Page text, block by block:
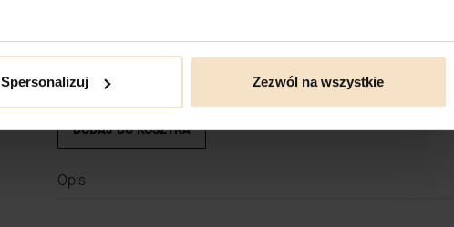
Spersonalizuj Zezwól na wszystkie
DOLLY czarny groszek skórzany portfel damski
DODAJ DO KOSZYKA
Opis